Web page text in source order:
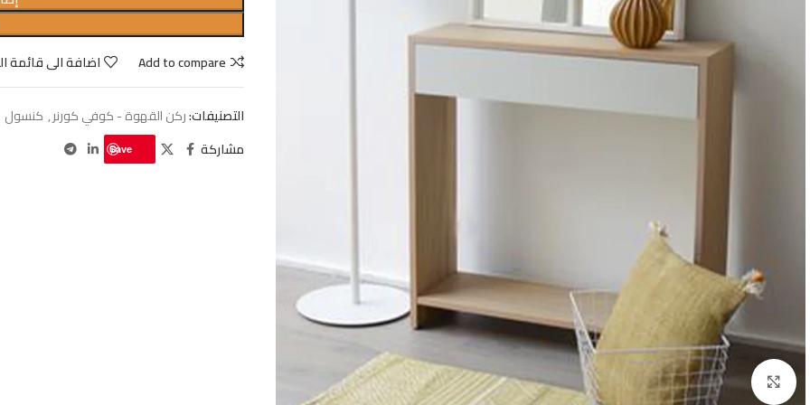
Click to enlarge
Add to compare
اضافة الى قائمة
التصنيفات:ركن القهوة - كوفي كورنر, كنسول
مشاركة
Save